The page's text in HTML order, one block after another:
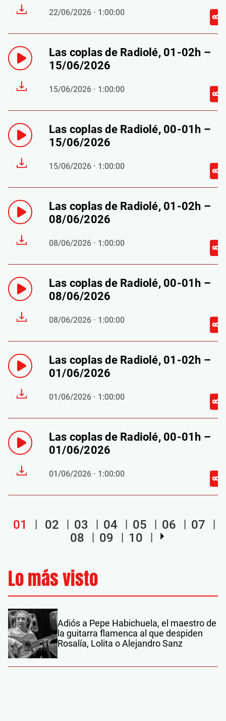
22/06/2026 · 1:00:00
Las coplas de Radiolé, 01-02h –
15/06/2026
15/06/2026 · 1:00:00
Las coplas de Radiolé, 00-01h –
15/06/2026
15/06/2026 · 1:00:00
Las coplas de Radiolé, 01-02h –
08/06/2026
08/06/2026 · 1:00:00
Las coplas de Radiolé, 00-01h –
08/06/2026
08/06/2026 · 1:00:00
Las coplas de Radiolé, 01-02h –
01/06/2026
01/06/2026 · 1:00:00
Las coplas de Radiolé, 00-01h –
01/06/2026
01/06/2026 · 1:00:00
01 02 03 04 05 06
07
08
09 10
Lo más visto
Adiós a Pepe Habichuela, el maestro de
la guitarra flamenca al que despiden
Rosalía, Lolita o Alejandro Sanz